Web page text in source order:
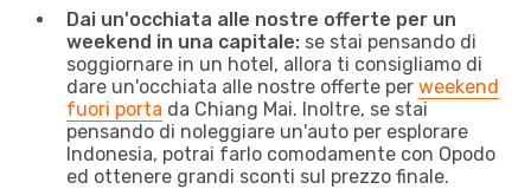
Dai un'occhiata alle nostre offerte per un
weekend in una capitale: se stai pensando di
soggiornare in un hotel, allora ti consigliamo di
dare un'occhiata alle nostre offerte per weekend
fuori porta da Chiang Mai. Inoltre, se stai
pensando di noleggiare un'auto per esplorare
Indonesia, potrai farlo comodamente con Opodo
ed ottenere grandi sconti sul prezzo finale.